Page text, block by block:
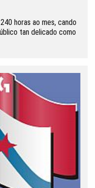
horas ao mes, cando
tan delicado como